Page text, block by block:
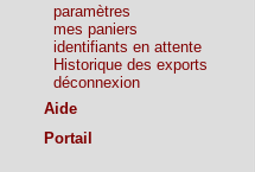
paramètres
mes paniers
identifiants en attente
Historique des exports
déconnexion
Aide
Portail